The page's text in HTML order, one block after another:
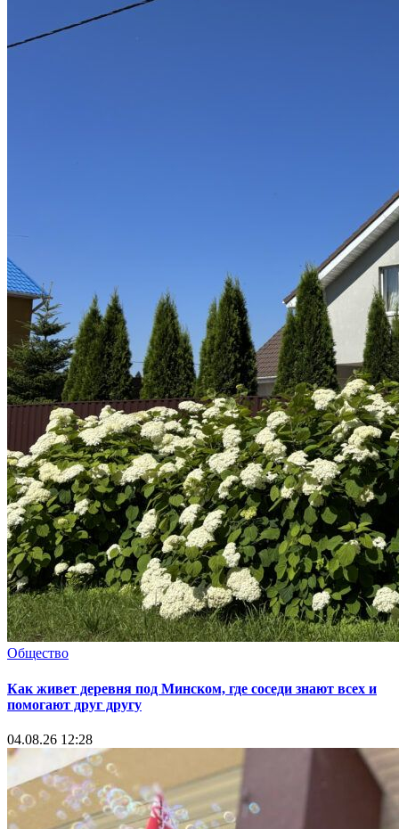
Общество
Как живет деревня под Минском, где соседи знают всех и
помогают друг другу
04.08.26 12:28